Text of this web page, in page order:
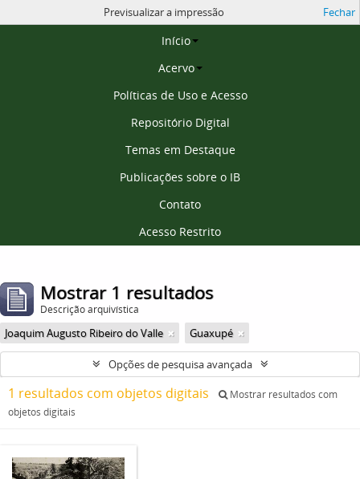
Página inicial
Início
Acervo
Políticas de Uso e Acesso
Repositório Digital
Temas em Destaque
Publicações sobre o IB
Contato
Acesso Restrito
Previsualizar a impressão Fechar
Mostrar 1 resultados
Descrição arquivística
Joaquim Augusto Ribeiro do Valle Guaxupé
Opções de pesquisa avançada
1 resultados com objetos digitais
Mostrar resultados com
objetos digitais